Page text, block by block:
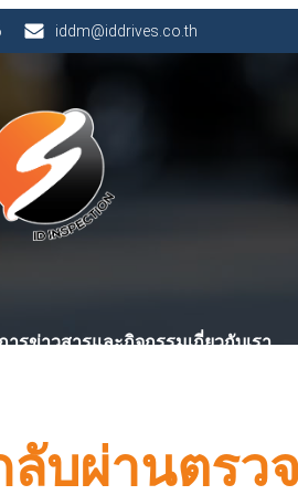
iddm@iddrives.co.th
ารข่าวสารและกิจกรรมเกี่ยวกับเรา
บผ่านตรว